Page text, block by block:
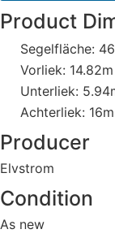
Product
Segelfläche:
Vorliek: 14.82m
Unterliek:
Achterliek: 16m
Producer
Elvstrom
Condition
As new